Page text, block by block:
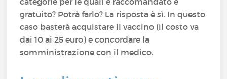
gratuito? Potrà farlo? La risposta è sì. In questo
caso basterà acquistare il vaccino (il costo va
dai 10 ai 25 euro) e concordare la
somministrazione con il medico.